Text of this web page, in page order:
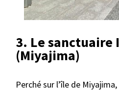
3. Le sanctuaire
(Miyajima)
Perché sur l’île de